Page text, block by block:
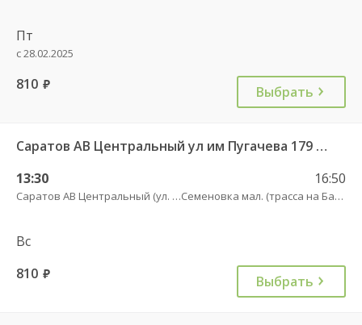
Пт
с 28.02.2025
810 руб. Выбрать
Саратов АВ Центральный ул им Пугачева 179 А — Балашов (Привокзальная площадь 7) 603-1
13:30
Саратов АВ Центральный (ул. им. Пугачева, 179 А)
16:50
Семеновка мал. (трасса на Балашов)
Вс
810 руб. Выбрать